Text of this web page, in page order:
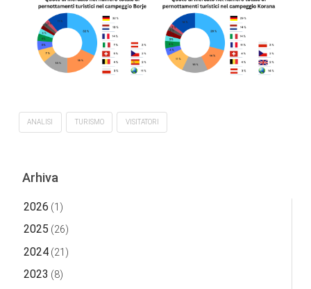
ANALISI TURISMO VISITATORI
Arhiva
2026 (1)
2025 (26)
2024(21)
2023 (8)